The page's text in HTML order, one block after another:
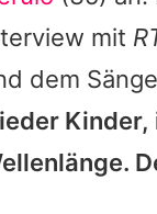
mit
dem
Kinder,